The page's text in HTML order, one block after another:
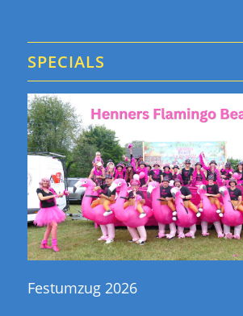
SPECIALS
Festumzug 2026